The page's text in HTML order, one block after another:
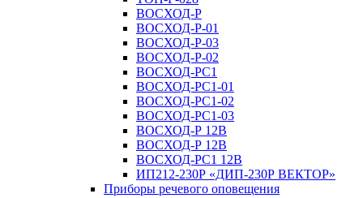
ВОСХОД-Р
ВОСХОД-Р-01
ВОСХОД-Р-03
ВОСХОД-Р-02
ВОСХОД-РС1
ВОСХОД-РС1-01
ВОСХОД-РС1-02
ВОСХОД-РС1-03
ВОСХОД-Р 12В
ВОСХОД-Р 12В
ВОСХОД-РС1 12В
ИП212-230Р «ДИП-230Р ВЕКТОР»
Приборы речевого оповещения